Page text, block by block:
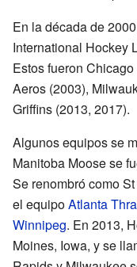
En la década de
International Hockey
Estos fueron
Aeros (2003),
Griffins (2013, 2017).
Algunos equipos se
Manitoba Moose se
Se renombró como
el equipoAtlanta
Winnipeg. En 2013,
Moines, Iowa, y se